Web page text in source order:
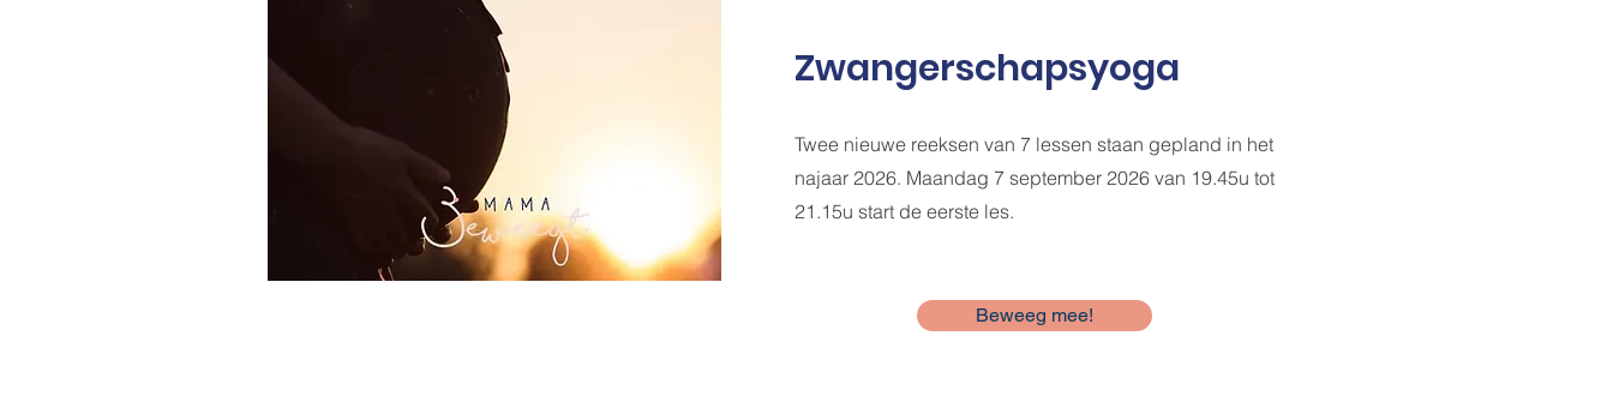
Zwangerschapsyoga
Twee nieuwe reeksen van 7 lessen staan gepland in het
najaar 2026. Maandag 7 september 2026 van 19.45u tot
21.15u start de eerste les.
Beweeg mee!